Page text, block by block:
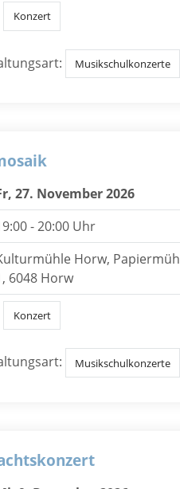
Konzert
Musikschulkonzerte
27. November 2026
- 20:00 Uhr
Horw,
6048 Horw
Konzert
Musikschulkonzerte